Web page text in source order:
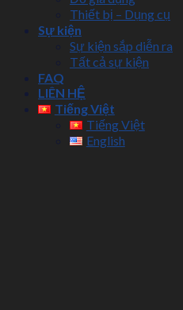
Thiết bị – Dụng cụ
Sự kiện
Sự kiện sắp diễn ra
Tất cả sự kiện
FAQ
LIÊN HỆ
Tiếng Việt
Tiếng Việt
English